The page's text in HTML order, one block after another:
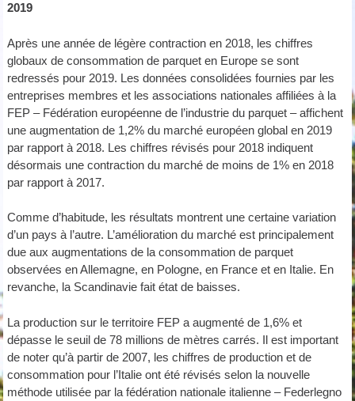
2019
Après une année de légère contraction en 2018, les chiffres
globaux de consommation de parquet en Europe se sont
redressés pour 2019. Les données consolidées fournies par les
entreprises membres et les associations nationales affiliées à la
FEP – Fédération européenne de l’industrie du parquet – affichent
une augmentation de 1,2% du marché européen global en 2019
par rapport à 2018. Les chiffres révisés pour 2018 indiquent
désormais une contraction du marché de moins de 1% en 2018
par rapport à 2017.
Comme d’habitude, les résultats montrent une certaine variation
d’un pays à l’autre. L’amélioration du marché est principalement
due aux augmentations de la consommation de parquet
observées en Allemagne, en Pologne, en France et en Italie. En
revanche, la Scandinavie fait état de baisses.
La production sur le territoire FEP a augmenté de 1,6% et
dépasse le seuil de 78 millions de mètres carrés. Il est important
de noter qu’à partir de 2007, les chiffres de production et de
consommation pour l’Italie ont été révisés selon la nouvelle
méthode utilisée par la fédération nationale italienne – Federlegno